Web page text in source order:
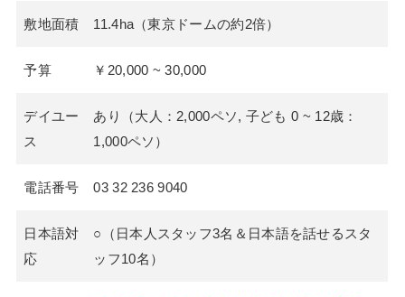
敷地面積 11.4ha（東京ドームの約2倍）
予算 ￥20,000 ~ 30,000
デイユー
ス
あり（大人：2,000ペソ, 子ども 0 ~ 12歳：
1,000ペソ）
電話番号 03 32 236 9040
日本語対
応
○（日本人スタッフ3名＆日本語を話せるスタ
ッフ10名）